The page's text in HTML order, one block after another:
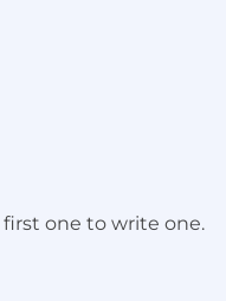
one to write one.